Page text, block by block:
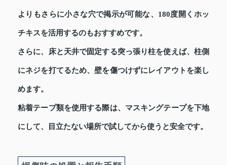
よりもさらに小さな穴で掲示が可能な、180度開くホッ
チキスを活用するのもおすすめです。
さらに、床と天井で固定する突っ張り柱を使えば、柱側
にネジを打てるため、壁を傷つけずにレイアウトを楽し
めます。
粘着テープ類を使用する際は、マスキングテープを下地
にして、目立たない場所で試してから使うと安全です。